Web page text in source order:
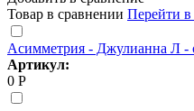
Товар в сравнении Перейти в
Асимметрия - Джулианна Л -
Артикул:
0 Р